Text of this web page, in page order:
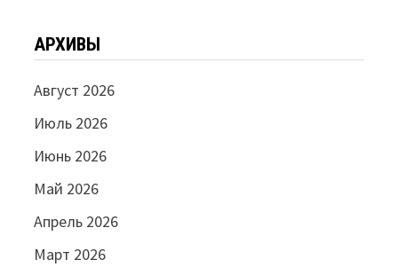
АРХИВЫ
Август 2026
Июль 2026
Июнь 2026
Май 2026
Апрель 2026
Март 2026